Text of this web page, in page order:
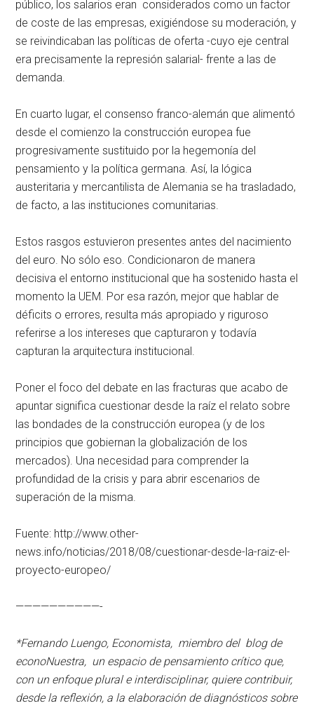
público, los salarios eran considerados como un factor
de coste de las empresas, exigiéndose su moderación, y
se reivindicaban las políticas de oferta -cuyo eje central
era precisamente la represión salarial- frente a las de
demanda.
En cuarto lugar, el consenso franco-alemán que alimentó
desde el comienzo la construcción europea fue
progresivamente sustituido por la hegemonía del
pensamiento y la política germana. Así, la lógica
austeritaria y mercantilista de Alemania se ha trasladado,
de facto, a las instituciones comunitarias.
Estos rasgos estuvieron presentes antes del nacimiento
del euro. No sólo eso. Condicionaron de manera
decisiva el entorno institucional que ha sostenido hasta el
momento la UEM. Por esa razón, mejor que hablar de
déficits o errores, resulta más apropiado y riguroso
referirse a los intereses que capturaron y todavía
capturan la arquitectura institucional.
Poner el foco del debate en las fracturas que acabo de
apuntar significa cuestionar desde la raíz el relato sobre
las bondades de la construcción europea (y de los
principios que gobiernan la globalización de los
mercados). Una necesidad para comprender la
profundidad de la crisis y para abrir escenarios de
superación de la misma.
Fuente: http://www.other-
news.info/noticias/2018/08/cuestionar-desde-la-raiz-el-
proyecto-europeo/
——————————-
*Fernando Luengo, Economista, miembro del blog de
econoNuestra, un espacio de pensamiento crítico que,
con un enfoque plural e interdisciplinar, quiere contribuir,
desde la reflexión, a la elaboración de diagnósticos sobre